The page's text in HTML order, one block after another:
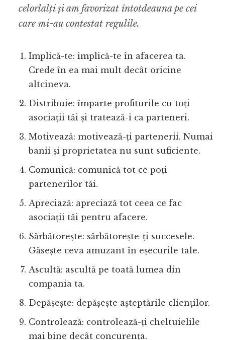
celorlalți și am favorizat întotdeauna pe cei
care mi-au contestat regulile.
Implică-te: implică-te în afacerea ta.
Crede în ea mai mult decât oricine
altcineva.
Distribuie: împarte profiturile cu toți
asociații tăi și tratează-i ca parteneri.
Motivează: motivează-ți partenerii. Numai
banii și proprietatea nu sunt suficiente.
Comunică: comunică tot ce poți
partenerilor tăi.
Apreciază: apreciază tot ceea ce fac
asociații tăi pentru afacere.
Sărbătorește: sărbătorește-ți succesele.
Găsește ceva amuzant în eșecurile tale.
Ascultă: ascultă pe toată lumea din
compania ta.
Depășește: depășește așteptările clienților.
Controlează: controlează-ți cheltuielile
mai bine decât concurența.